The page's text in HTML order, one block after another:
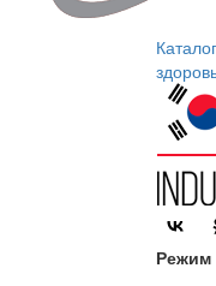
Каталог
Режим